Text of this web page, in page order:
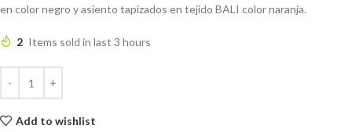
en color negro y asiento tapizados en tejido BALI color naranja.
2 Items sold in last 3 hours
Add to wishlist